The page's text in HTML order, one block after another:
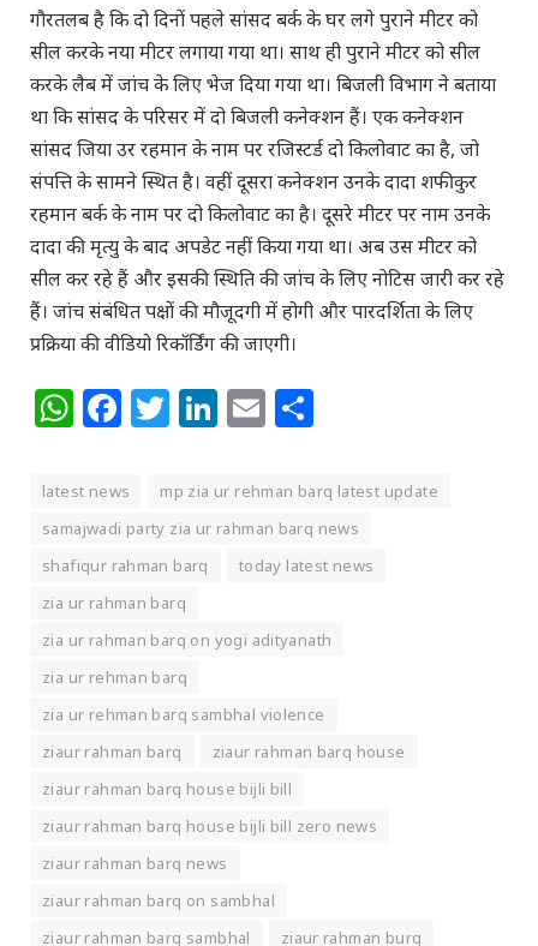
गौरतलब है कि दो दिनों पहले सांसद बर्क के घर लगे पुराने मीटर को
सील करके नया मीटर लगाया गया था। साथ ही पुराने मीटर को सील
करके लैब में जांच के लिए भेज दिया गया था। बिजली विभाग ने बताया
था कि सांसद के परिसर में दो बिजली कनेक्शन हैं। एक कनेक्शन
सांसद जिया उर रहमान के नाम पर रजिस्टर्ड दो किलोवाट का है, जो
संपत्ति के सामने स्थित है। वहीं दूसरा कनेक्शन उनके दादा शफीकुर
रहमान बर्क के नाम पर दो किलोवाट का है। दूसरे मीटर पर नाम उनके
दादा की मृत्यु के बाद अपडेट नहीं किया गया था। अब उस मीटर को
सील कर रहे हैं और इसकी स्थिति की जांच के लिए नोटिस जारी कर रहे
हैं। जांच संबंधित पक्षों की मौजूदगी में होगी और पारदर्शिता के लिए
प्रक्रिया की वीडियो रिकॉर्डिंग की जाएगी।
WhatsApp
Facebook
Twitter
LinkedIn
Email
latest news
mp zia ur rehman barq latest update
samajwadi party zia ur rahman barq news
shafiqur rahman barq
today latest news
zia ur rahman barq
zia ur rahman barq on yogi adityanath
zia ur rehman barq
zia ur rehman barq sambhal violence
ziaur rahman barq
ziaur rahman barq house
ziaur rahman barq house bijli bill
ziaur rahman barq house bijli bill zero news
ziaur rahman barq news
ziaur rahman barq on sambhal
ziaur rahman barq sambhal
ziaur rahman burq